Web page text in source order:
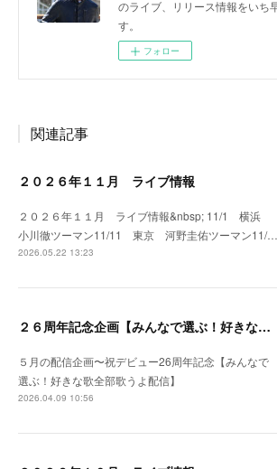
のライブ、リリース情報をいち
す。
フォロー
関連記事
２０２６年１１月 ライブ情報
２０２６年１１月 ライブ情報&nbsp; 11/1 横浜
小川徹ツーマン11/11 東京 河野圭佑ツーマン11/…
2026.05.22 13:23
２６周年記念企画【みんなで選ぶ！好きな歌全部歌うよ配信】
５月の配信企画〜祝デビュー26周年記念【みんなで
選ぶ！好きな歌全部歌うよ配信】
2026.04.09 10:56